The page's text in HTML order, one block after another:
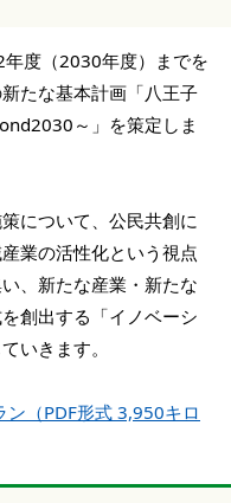
度（2030年度）までを
たな基本計画「八王子
～」を策定しま
について、公民共創に
業の活性化という視点
、新たな産業・新たな
創出する「イノベーシ
いきます。
（PDF形式 3,950キロ